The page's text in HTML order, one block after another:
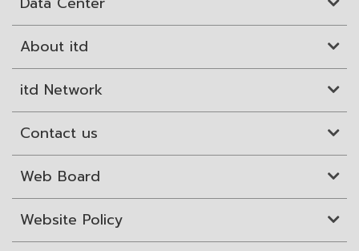
About itd
itd Network
Contact us
Web Board
Website Policy